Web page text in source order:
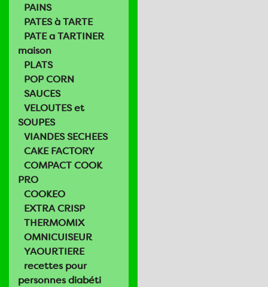
PAINS
PATES à TARTE
PATE a TARTINER
maison
PLATS
POP CORN
SAUCES
VELOUTES et
SOUPES
VIANDES SECHEES
CAKE FACTORY
COMPACT COOK
PRO
COOKEO
EXTRA CRISP
THERMOMIX
OMNICUISEUR
YAOURTIERE
recettes pour
personnes diabéti